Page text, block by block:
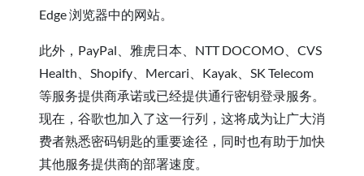
Edge 浏览器中的网站。
此外，PayPal、雅虎日本、NTT DOCOMO、CVS
Health、Shopify、Mercari、Kayak、SK Telecom
等服务提供商承诺或已经提供通行密钥登录服务。
现在，谷歌也加入了这一行列，这将成为让广大消
费者熟悉密码钥匙的重要途径，同时也有助于加快
其他服务提供商的部署速度。